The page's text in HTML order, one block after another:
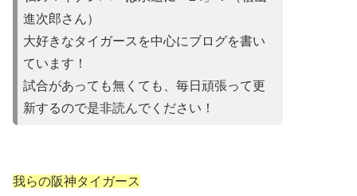
進次郎さん）
大好きなタイガースを中心にブログを書い
ています！
試合があって も無くても、毎日頑張って更
新するので是非読んでください！
我らの阪神タイガース